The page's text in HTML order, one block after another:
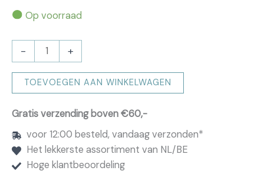
Op voorraad
-
Chocolade
Cupcakes
Blauw
Jongen
aantal
+
TOEVOEGEN AAN WINKELWAGEN
Gratis verzending boven €60,-
voor 12:00 besteld, vandaag verzonden*
Het lekkerste assortiment van NL/BE
Hoge klantbeoordeling